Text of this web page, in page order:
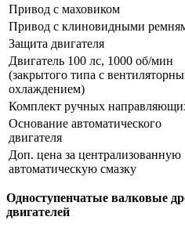
Привод с маховиком
Привод с клиновидными
Защита двигателя
Двигатель 100 лс, 1000 об/мин
(закрытого типа с
охлаждением)
Комплект ручных
Основание автоматического
двигателя
Доп. цена за централизованную
автоматическую смазку
Одноступенчатые валковые
двигателей